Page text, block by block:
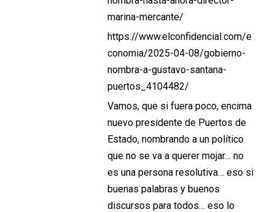
marina-mercante/
https://www.elconfidencial.com/e
conomia/2025-04-08/gobierno-
nombra-a-gustavo-santana-
puertos_4104482/
Vamos, que si fuera poco, encima
nuevo presidente de Puertos de
Estado, nombrando a un político
que no se va a querer mojar… no
es una persona resolutiva… eso si
buenas palabras y buenos
discursos para todos… eso lo